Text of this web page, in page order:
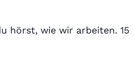
hörst, wie wir arbeiten. 15